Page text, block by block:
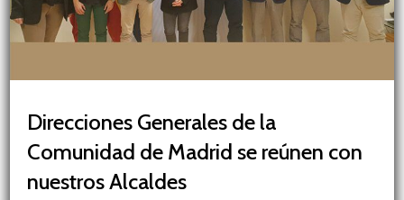
Direcciones Generales de la
Comunidad de Madrid se reúnen con
nuestros Alcaldes